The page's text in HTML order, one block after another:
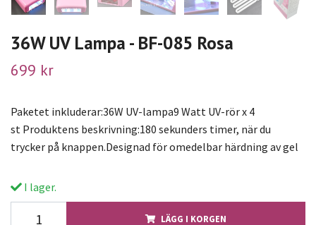
36W UV Lampa - BF-085 Rosa
699 kr
Paketet inkluderar:36W UV-lampa9 Watt UV-rör x 4
st Produktens beskrivning:180 sekunders timer, när du
trycker på knappen.Designad för omedelbar härdning av gel
I lager.
LÄGG I KORGEN